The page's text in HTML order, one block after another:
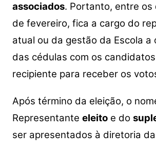
associados. Portanto, entre os
de fevereiro, fica a cargo do
atual ou da gestão da Escola a
das cédulas com os
recipiente para receber os
Após término da eleição, o
Representante eleitoe do
ser apresentados à diretoria